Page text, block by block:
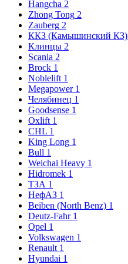
Hangcha 2
Zhong Tong 2
Zauberg 2
ККЗ (Камышинский КЗ)
Клинцы 2
Scania 2
Brock 1
Noblelift 1
Megapower 1
Челябинец 1
Goodsense 1
Oxlift 1
CHL 1
King Long 1
Bull 1
Weichai Heavy 1
Hidromek 1
ТЗА 1
НефАЗ 1
Beiben (North Benz) 1
Deutz-Fahr 1
Opel 1
Volkswagen 1
Renault 1
Hyundai 1